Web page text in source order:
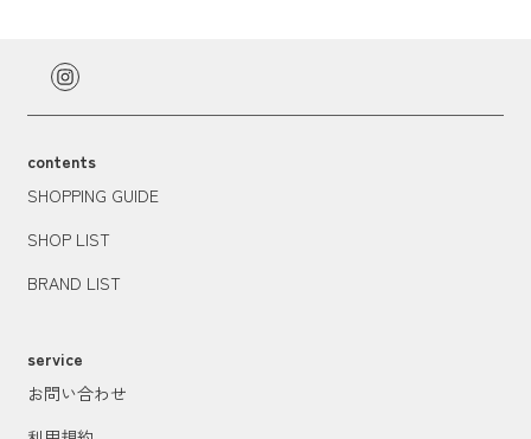
contents
SHOPPING GUIDE
SHOP LIST
BRAND LIST
service
お問い合わせ